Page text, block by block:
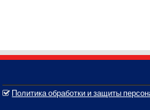
Политика обработки и защиты